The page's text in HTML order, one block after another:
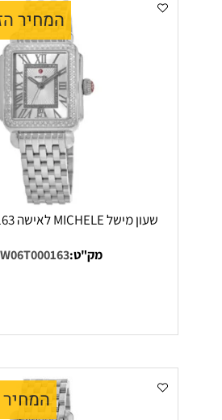
המחיר
שעון מישל MICHELE לאישה MWW06T000163
מק"ט:
המחיר